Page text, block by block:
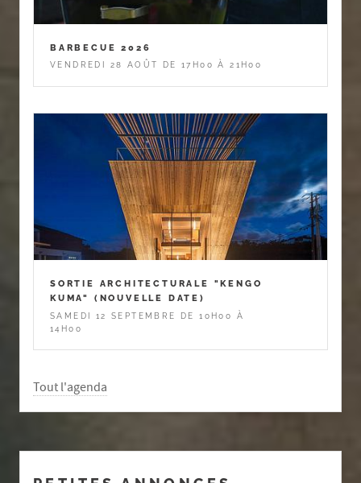
BARBECUE 2026
VENDREDI 28 AOÛT DE 17H00 À 21H00
SORTIE ARCHITECTURALE "KENGO
KUMA" (NOUVELLE DATE)
SAMEDI 12 SEPTEMBRE DE 10H00 À
14H00
Tout l'agenda